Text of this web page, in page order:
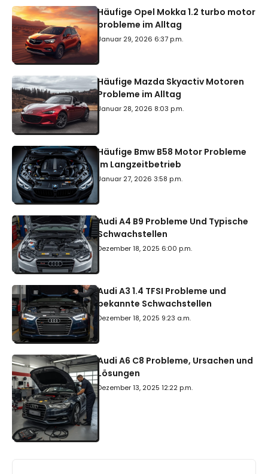
Häufige Opel Mokka 1.2 turbo motor
probleme im Alltag
Januar 29, 2026 6:37 p.m.
Häufige Mazda Skyactiv Motoren
Probleme im Alltag
Januar 28, 2026 8:03 p.m.
Häufige Bmw B58 Motor Probleme
Im Langzeitbetrieb
Januar 27, 2026 3:58 p.m.
Audi A4 B9 Probleme Und Typische
Schwachstellen
Dezember 18, 2025 6:00 p.m.
Audi A3 1.4 TFSI Probleme und
bekannte Schwachstellen
Dezember 18, 2025 9:23 a.m.
Audi A6 C8 Probleme, Ursachen und
Lösungen
Dezember 13, 2025 12:22 p.m.